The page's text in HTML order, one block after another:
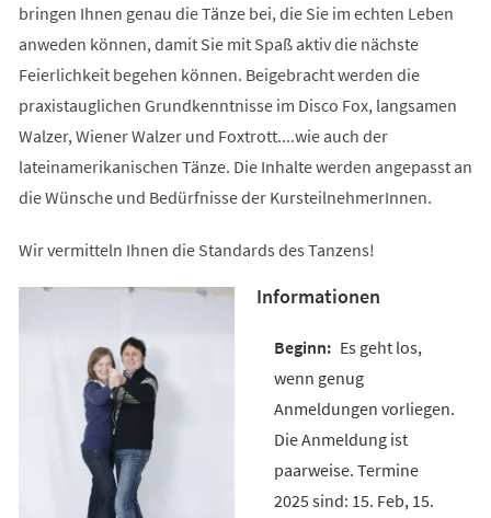
bringen Ihnen genau die Tänze bei, die Sie im echten Leben
anweden können, damit Sie mit Spaß aktiv die nächste
Feierlichkeit begehen können. Beigebracht werden die
praxistauglichen Grundkenntnisse im Disco Fox, langsamen
Walzer, Wiener Walzer und Foxtrott....wie auch der
lateinamerikanischen Tänze. Die Inhalte werden angepasst an
die Wünsche und Bedürfnisse der KursteilnehmerInnen.
Wir vermitteln Ihnen die Standards des Tanzens!
Informationen
Es geht los,
wenn genug
Anmeldungen vorliegen.
Die Anmeldung ist
paarweise. Termine
2025 sind: 15. Feb, 15.